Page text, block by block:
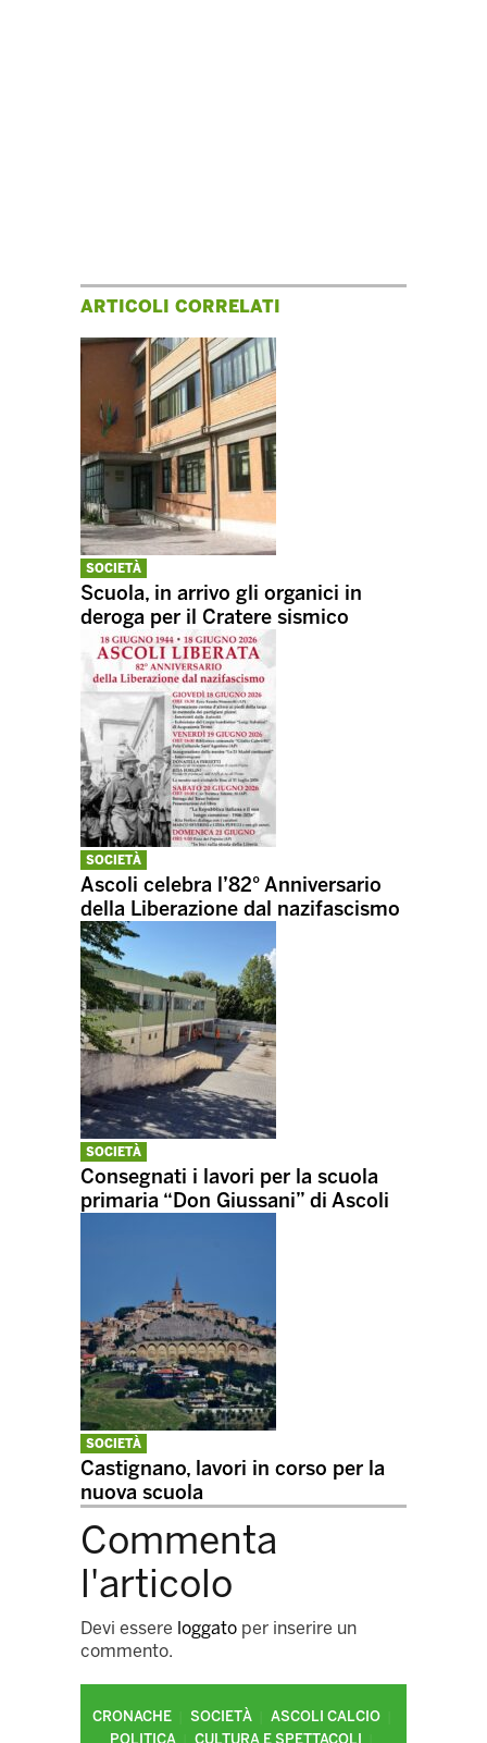
ARTICOLI CORRELATI
SOCIETÀ
Scuola, in arrivo gli organici in
deroga per il Cratere sismico
SOCIETÀ
Ascoli celebra l’82° Anniversario
della Liberazione dal nazifascismo
SOCIETÀ
Consegnati i lavori per la scuola
primaria “Don Giussani” di Ascoli
SOCIETÀ
Castignano, lavori in corso per la
nuova scuola
Commenta
l'articolo
Devi essere loggato per inserire un
commento.
CRONACHE SOCIETÀ
ASCOLI CALCIO
POLITICA
CULTURA E SPETTACOLI